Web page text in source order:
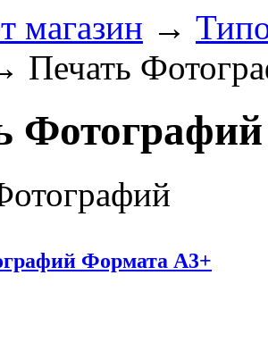
магазин →
Печать
Фотографий
Формата A3+